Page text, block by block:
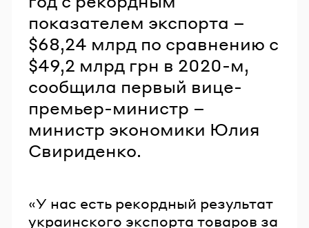
показателем экспорта –
$68,24 млрд по сравнению с
$49,2 млрд грн в 2020-м,
сообщила первый вице-
премьер-министр –
министр экономики Юлия
Свириденко.
«У нас есть рекордный результат
украинского экспорта товаров за